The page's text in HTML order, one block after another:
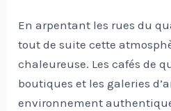
En arpentant les rues du
tout de suite cette
chaleureuse. Les cafés de
boutiques et les galeries
environnement